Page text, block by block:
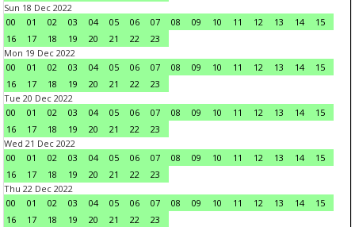
Sun 18 Dec 2022
00
01 02 03 04 05 06 07 08 09 10 11 12 13 14
15
16
17 18 19 20 21 22
23
Mon 19 Dec 2022
00
01 02 03 04 05 06 07 08 09 10 11 12 13 14
15
16
17 18 19 20 21 22
23
Tue 20 Dec 2022
00
01 02 03 04 05 06 07 08 09 10 11 12 13 14
15
16
17 18 19 20 21 22
23
Wed 21 Dec 2022
00
01 02 03 04 05 06 07 08 09 10 11 12 13 14
15
16
17 18 19 20 21 22
23
Thu 22 Dec 2022
00
01 02 03 04 05 06 07 08 09 10 11 12 13 14
15
16
17 18 19 20 21 22
23